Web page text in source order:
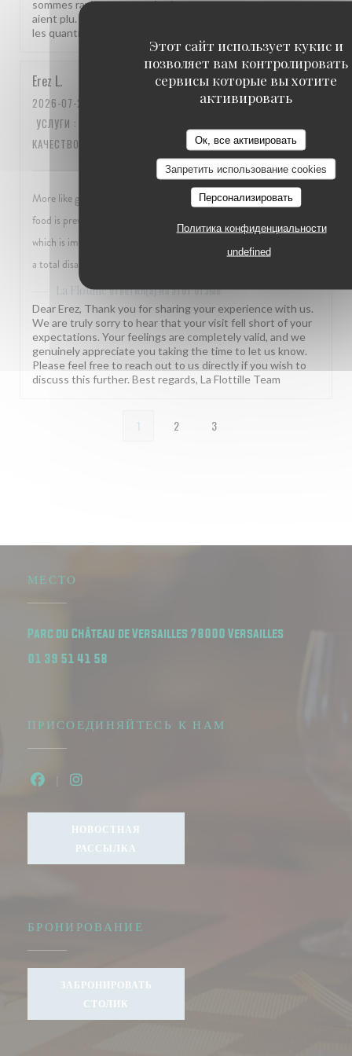
Этот сайт использует кукис и
позволяет вам контролировать
сервисы которые вы хотите
активировать
Ок, все активировать
Запретить использование cookies
Персонализировать
Политика конфиденциальности
undefined
sommes ravis que notre équipe et notre terrasse vous
aient plu. Votre remarque sur l'emplacement de la table et
les quantités est bien notée. À très bientôt à La Flottille !
Erez L
2026-07-24
УСЛУГИ :
КАЧЕСТВО
More like group mass good restaurant. Seems that most of the
food is previously made. Steaks came within 2 minutes of ordering,
which is impossible. Onion soup came cold, also impossible. Really
a total disappointment , adding the difficulty to get there... Pity
La Flottilleответил(а) на этот отзыв
Dear Erez, Thank you for sharing your experience with us.
We are truly sorry to hear that your visit fell short of your
expectations. Your feelings are completely valid, and we
genuinely appreciate you taking the time to let us know.
Please feel free to reach out to us directly if you wish to
discuss this further. Best regards, La Flottille Team
1 2 3
МЕСТО
Parc du Château de Versailles 78000 Versailles
01 39 51 41 58
ПРИСОЕДИНЯЙТЕСЬ К НАМ
Facebook ((открывается в новом окне))
НОВОСТНАЯ
РАССЫЛКА
БРОНИРОВАНИЕ
ЗАБРОНИРОВАТЬ
СТОЛИК